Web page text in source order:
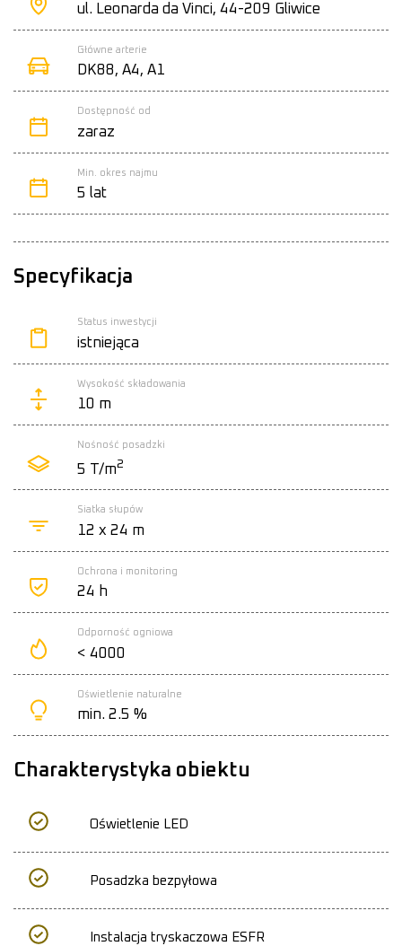
ul. Leonarda da Vinci, 44-209 Gliwice
Główne arterie
DK88, A4, A1
Dostępność od
zaraz
Min. okres najmu
5 lat
Specyfikacja
Status inwestycji
istniejąca
Wysokość składowania
10 m
Nośność posadzki
5 T/m2
Siatka słupów
12 x 24 m
Ochrona i monitoring
24 h
Odporność ogniowa
< 4000
Oświetlenie naturalne
min. 2.5 %
Charakterystyka obiektu
Oświetlenie LED
Posadzka bezpyłowa
Instalacja tryskaczowa ESFR